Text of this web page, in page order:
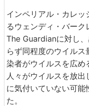
インペリアル・カレ
るウェンディ・バー
The Guardianに対し
らず同程度のウイル
染者がウイルスを広め
人々がウイルスを放
に気付いていない可能
た。